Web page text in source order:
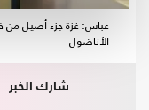
عباس: غزة جزء أصيل من
الأناضول
شارك الخبر